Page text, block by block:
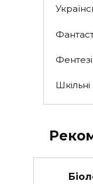
Фентезі